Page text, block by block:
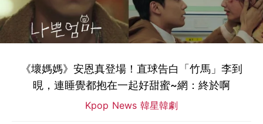
《壞媽媽》安恩真登場！直球告白「竹馬」李到
晛，連睡覺都抱在一起好甜蜜~網：終於啊
Kpop News 韓星韓劇